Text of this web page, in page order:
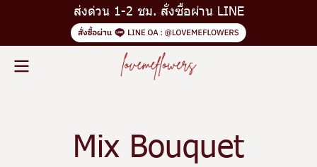
ส่งด่วน 1-2 ชม. สั่งซื้อผ่าน LINE
Mix Bouquet